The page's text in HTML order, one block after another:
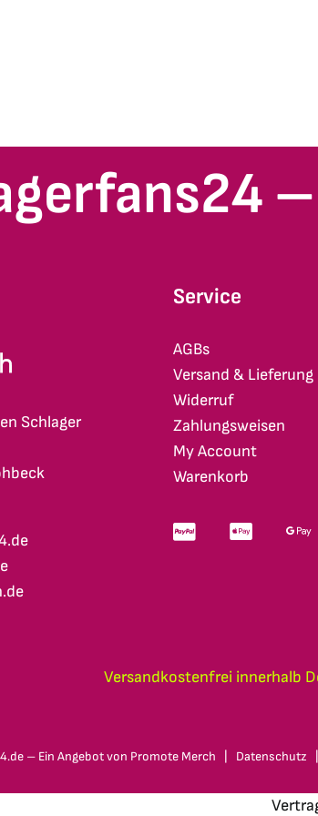
Schlager
Service
AGBs
Versand & Lieferung
Widerruf
Zahlungsweisen
My Account
Warenkorb
Versandkostenfrei innerhalb
– Ein Angebot von Promote Merch Datenschutz